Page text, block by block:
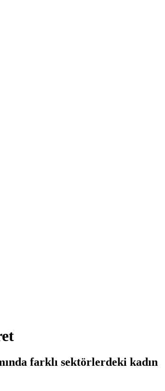
farklı sektörlerdeki kadın